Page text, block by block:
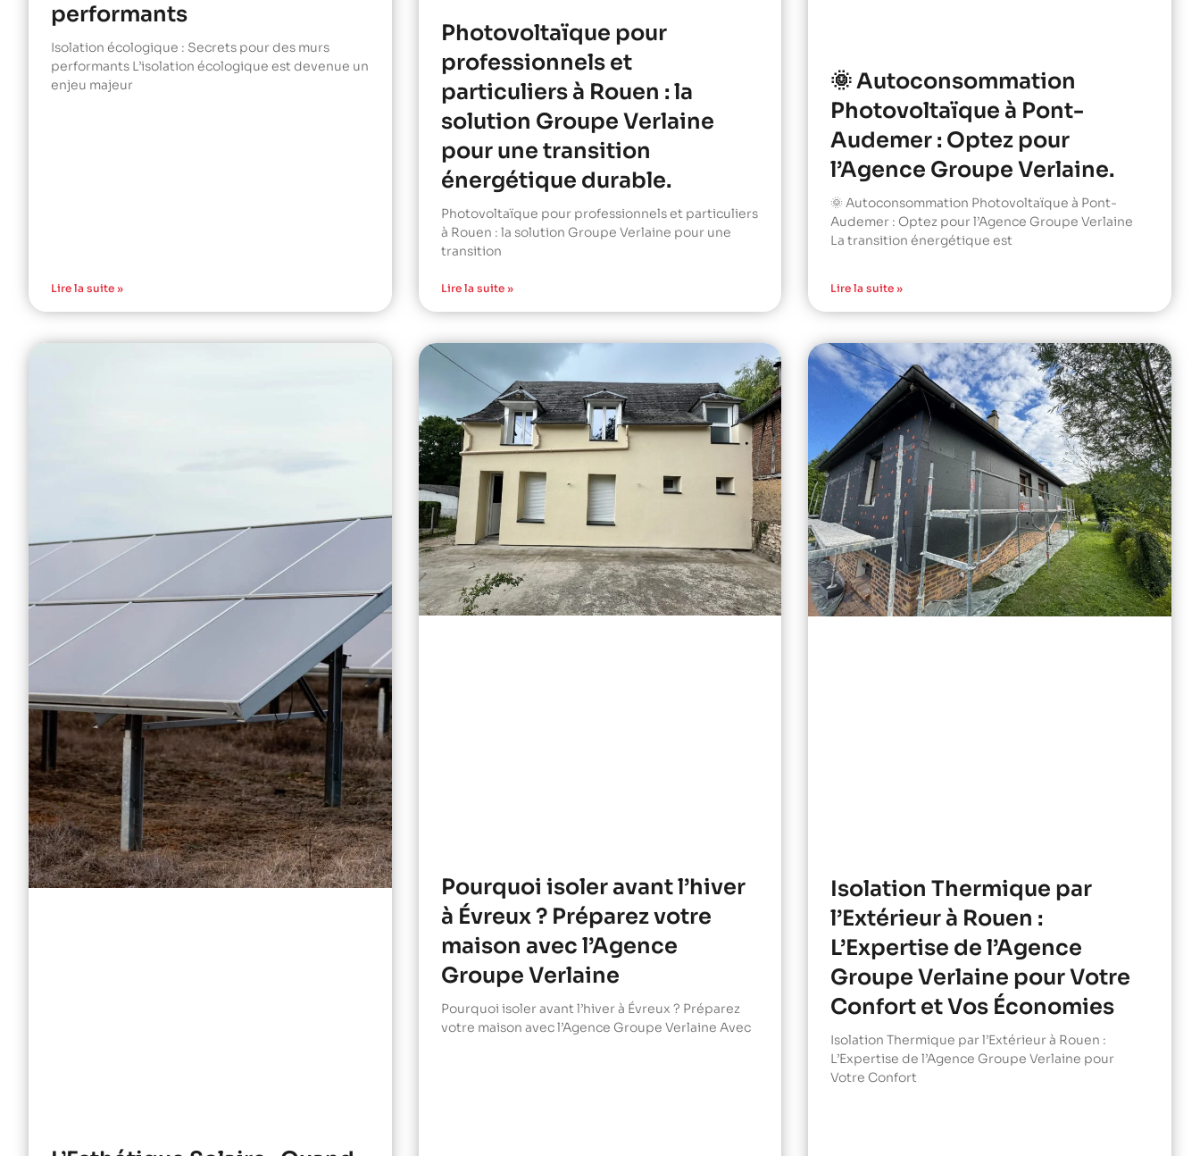
performants
Isolation écologique : Secrets pour des murs
performants L’isolation écologique est devenue un
enjeu majeur
Lire la suite »
Photovoltaïque pour
professionnels et
particuliers à Rouen : la
solution Groupe Verlaine
pour une transition
énergétique durable.
Photovoltaïque pour professionnels et particuliers
à Rouen : la solution Groupe Verlaine pour une
transition
Lire la suite »
🌞 Autoconsommation
Photovoltaïque à Pont-
Audemer : Optez pour
l’Agence Groupe Verlaine.
🌞 Autoconsommation Photovoltaïque à Pont-
Audemer : Optez pour l’Agence Groupe Verlaine
La transition énergétique est
Lire la suite »
Pourquoi isoler avant l’hiver
à Évreux ? Préparez votre
maison avec l’Agence
Groupe Verlaine
Pourquoi isoler avant l’hiver à Évreux ? Préparez
votre maison avec l’Agence Groupe Verlaine Avec
Isolation Thermique par
l’Extérieur à Rouen :
L’Expertise de l’Agence
Groupe Verlaine pour Votre
Confort et Vos Économies
Isolation Thermique par l’Extérieur à Rouen :
L’Expertise de l’Agence Groupe Verlaine pour
Votre Confort